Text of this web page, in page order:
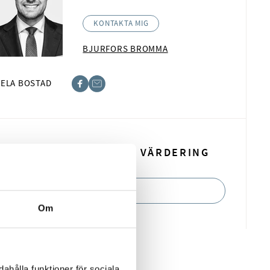
Om
KONTAKTA MIG
BJURFORS BROMMA
BOSTAD
BOKA EN KOSTNADSFRI VÄRDERING
BOKA NU